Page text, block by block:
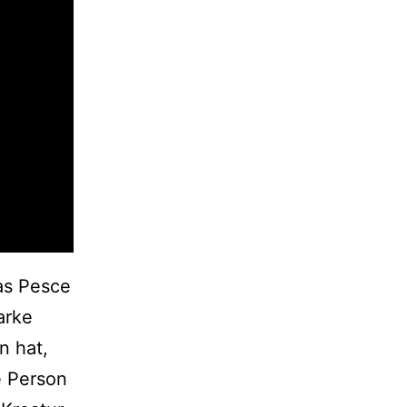
Pesce
hat,
Person